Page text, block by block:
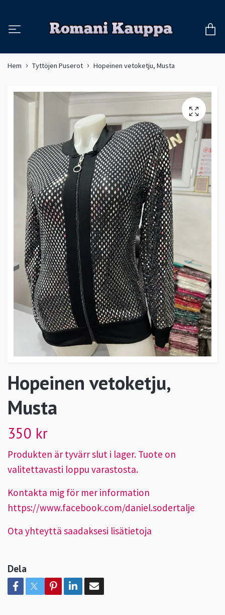
Hem Tyttöjen Puserot Hopeinen vetoketju, Musta
Hopeinen vetoketju,
Musta
350 kr
Produkten är tyvärr slut i lager. Tuote on
valitettavasti loppu varastosta.
Kontakta mig för mer information
https://www.facebook.com/daniel.sodertalje
Ota yhteyttä saadaksesi lisätietoja
Dela